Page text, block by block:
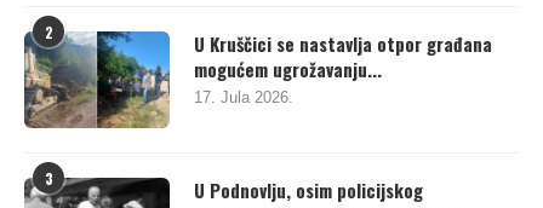
2
U Kruščici se nastavlja otpor građana
mogućem ugrožavanju...
17. Jula 2026.
3
U Podnovlju, osim policijskog